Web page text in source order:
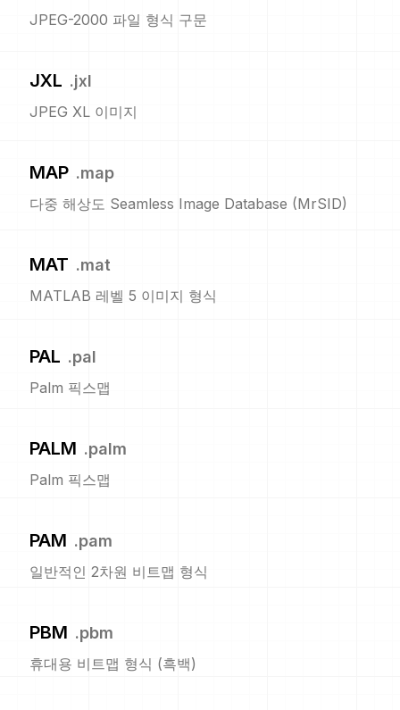
JPEG-2000 파일 형식 구문
JXL .jxl
JPEG XL 이미지
MAP .map
다중 해상도 Seamless Image Database (MrSID)
MAT .mat
MATLAB 레벨 5 이미지 형식
PAL .pal
Palm 픽스맵
PALM .palm
Palm 픽스맵
PAM .pam
일반적인 2차원 비트맵 형식
PBM .pbm
휴대용 비트맵 형식 (흑백)